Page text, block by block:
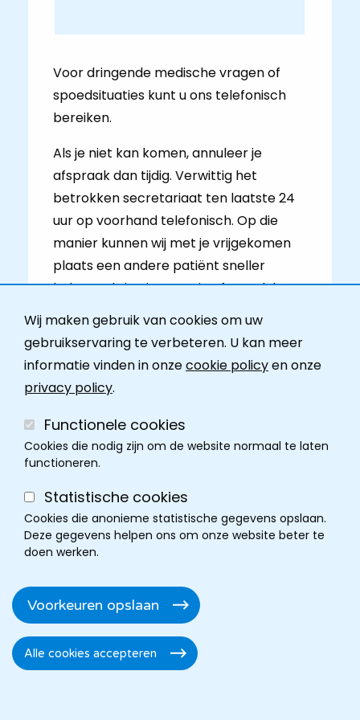
Wij maken gebruik van cookies om uw
gebruikservaring te verbeteren. U kan meer
informatie vinden in onzecookie policyen onze
privacy policy.
Functionele cookies
Cookies die nodig zijn om de website normaal te laten
functioneren.
Statistische cookies
Cookies die anonieme statistische gegevens opslaan.
Deze gegevens helpen ons om onze website beter te
doen werken.
Voorkeuren opslaan
Alle cookies accepteren
Toestemming
intrekken
Voor dringende medische vragen of
spoedsituaties kunt u ons telefonisch
bereiken.
Als je niet kan komen, annuleer je
afspraak dan tijdig. Verwittig het
betrokken secretariaat ten laatste 24
uur op voorhand telefonisch. Op die
manier kunnen wij met je vrijgekomen
plaats een andere patiënt sneller
helpen. Als je niet naar je afspraak komt
en dit niet tijdig hebt laten weten, kan
er een no-show vergoeding van 30 euro
worden aangerekend. Voor deze no-
show vergoeding ontvang je geen
attest. Het bedrag wordt niet
terugbetaald door de mutualiteit.
Dr. Bram
Enkel op afspraak:
+32 56 62 35 30